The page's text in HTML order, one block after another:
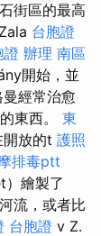
街區的最高
Zala 台胞證
證 辦理 南區
開始，並
經常治愈
東西。 東
開放的t 護照
排毒ptt
）繪製了
流，或者比
台胞證 v Z.